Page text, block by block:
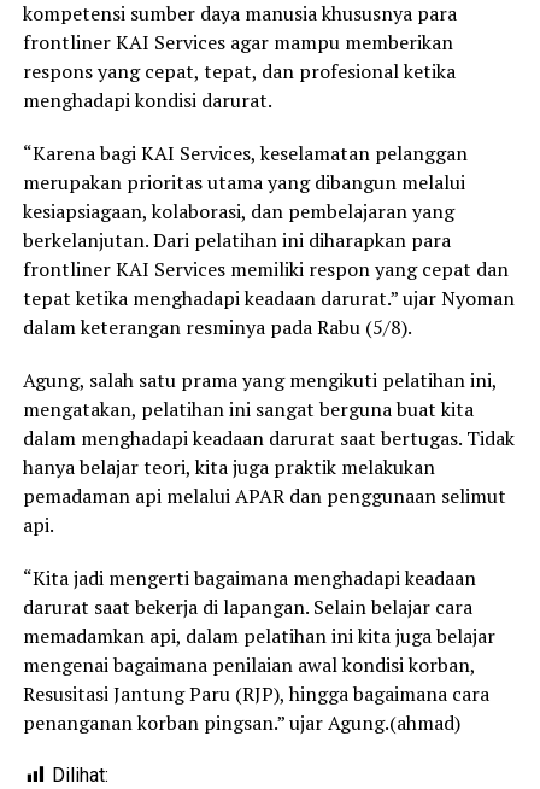
kompetensi sumber daya manusia khususnya para
frontliner KAI Services agar mampu memberikan
respons yang cepat, tepat, dan profesional ketika
menghadapi kondisi darurat.
“Karena bagi KAI Services, keselamatan pelanggan
merupakan prioritas utama yang dibangun melalui
kesiapsiagaan, kolaborasi, dan pembelajaran yang
berkelanjutan. Dari pelatihan ini diharapkan para
frontliner KAI Services memiliki respon yang cepat dan
tepat ketika menghadapi keadaan darurat.” ujar Nyoman
dalam keterangan resminya pada Rabu (5/8).
Agung, salah satu prama yang mengikuti pelatihan ini,
mengatakan, pelatihan ini sangat berguna buat kita
dalam menghadapi keadaan darurat saat bertugas. Tidak
hanya belajar teori, kita juga praktik melakukan
pemadaman api melalui APAR dan penggunaan selimut
api.
“Kita jadi mengerti bagaimana menghadapi keadaan
darurat saat bekerja di lapangan. Selain belajar cara
memadamkan api, dalam pelatihan ini kita juga belajar
mengenai bagaimana penilaian awal kondisi korban,
Resusitasi Jantung Paru (RJP), hingga bagaimana cara
penanganan korban pingsan.” ujar Agung.(ahmad)
Dilihat: